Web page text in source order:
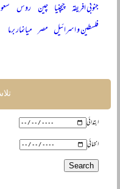
جنوبی افریقہ چیچنیا چین روس
فلسطین و اسرائیل مصر میانمار برما
ابتدائی
انتہائی